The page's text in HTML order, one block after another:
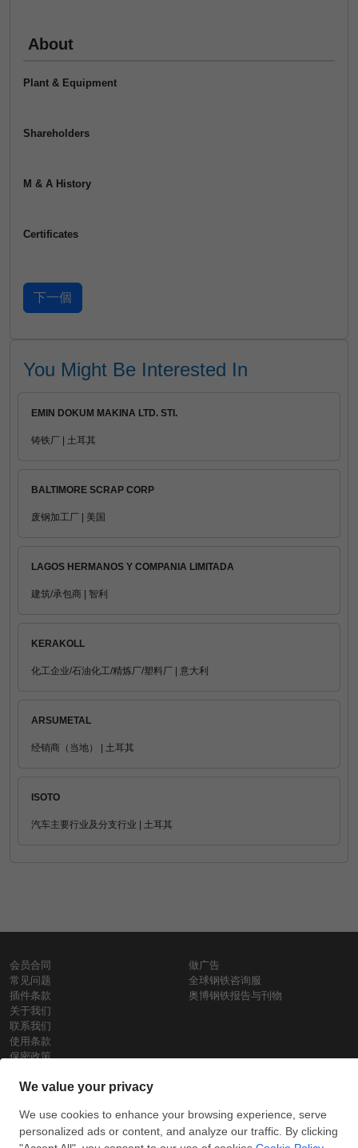
About
Plant & Equipment
Shareholders
M & A History
Certificates
You Might Be Interested In
EMIN DOKUM MAKINA LTD. STI.
铸铁厂 | 土耳其
BALTIMORE SCRAP CORP
废钢加工厂 | 美国
LAGOS HERMANOS Y COMPANIA LIMITADA
建筑/承包商 | 智利
KERAKOLL
化工企业/石油化工/精炼厂/塑料厂 | 意大利
ARSUMETAL
经销商（当地） | 土耳其
ISOTO
汽车主要行业及分支行业 | 土耳其
会员合同
常见问题
插件条款
关于我们
联系我们
使用条款
保密政策
做广告
全球钢铁咨询服
奥博钢铁报告与刊物
铁价格
每日废钢价格
盘条价格
保留所有权利